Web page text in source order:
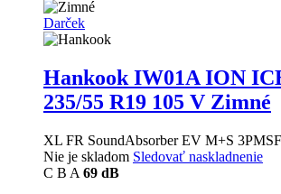
Darček
Hankook IW01A ION
235/55 R19 105 V Zimné
XL FR SoundAbsorber EV M+S 3PMSF
Nie je skladom Sledovať naskladnenie
C B A 69 dB